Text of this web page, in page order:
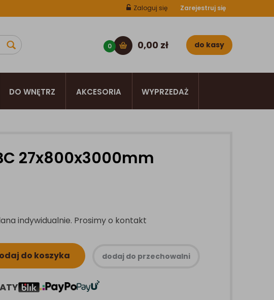
Zaloguj się Zarejestruj się
0 0,00 zł do kasy
DO WNĘTRZ AKCESORIA WYPRZEDAŻ
27x800x3000mm
indywidualnie. Prosimy o kontakt
do koszyka dodaj do przechowalni